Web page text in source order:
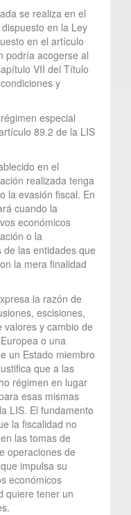
se realiza en el
en la Ley
en el artículo
podría acogerse al
VII del Título
y
especial
89.2 de la LIS
en el
realizada tenga
la evasión fiscal. En
cuando la
económicos
o la
las entidades que
la mera finalidad
la razón de
escisiones,
valores y cambio de
o una
un Estado miembro
que a las
régimen en lugar
esas mismas
LIS. El fundamento
la fiscalidad no
las tomas de
operaciones de
impulsa su
económicos
quiere tener un